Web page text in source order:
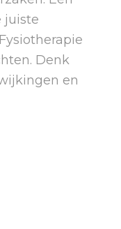
juiste
Denk
en